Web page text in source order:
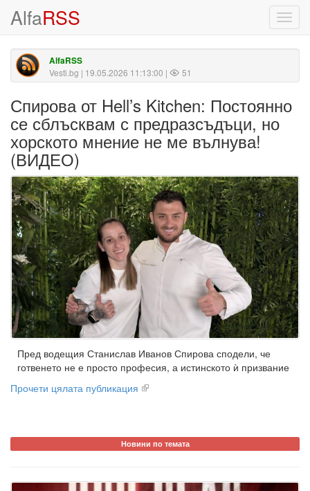
AlfaRSS
AlfaRSS
Vesti.bg | 19.05.2026 11:13:00 | 51
Спирова от Hell’s Kitchen: Постоянно
се сблъсквам с предразсъдъци, но
хорското мнение не ме вълнува!
(ВИДЕО)
Пред водещия Станислав Иванов Спирова сподели, че
готвенето не е просто професия, а истинското ѝ призвание
Прочети цялата публикация
Новини по темата